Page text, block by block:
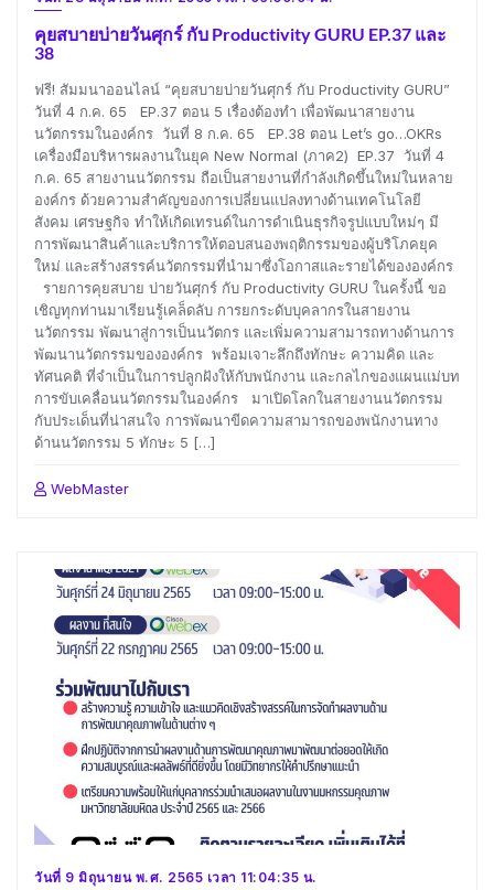
คุยสบายบ่ายวันศุกร์ กับ Productivity GURU EP.37 และ
38
ฟรี! สัมมนาออนไลน์ “คุยสบายบ่ายวันศุกร์ กับ Productivity GURU”
วันที่ 4 ก.ค. 65 EP.37 ตอน 5 เรื่องต้องทำ เพื่อพัฒนาสายงาน
นวัตกรรมในองค์กร วันที่ 8 ก.ค. 65 EP.38 ตอน Let’s go…OKRs
เครื่องมือบริหารผลงานในยุค New Normal (ภาค2) EP.37 วันที่ 4
ก.ค. 65 สายงานนวัตกรรม ถือเป็นสายงานที่กำลังเกิดขึ้นใหม่ในหลาย
องค์กร ด้วยความสำคัญของการเปลี่ยนแปลงทางด้านเทคโนโลยี
สังคม เศรษฐกิจ ทำให้เกิดเทรนด์ในการดำเนินธุรกิจรูปแบบใหม่ๆ มี
การพัฒนาสินค้าและบริการให้ตอบสนองพฤติกรรมของผู้บริโภคยุค
ใหม่ และสร้างสรรค์นวัตกรรมที่นำมาซึ่งโอกาสและรายได้ขององค์กร
รายการคุยสบาย บ่ายวันศุกร์ กับ Productivity GURU ในครั้งนี้ ขอ
เชิญทุกท่านมาเรียนรู้เคล็ดลับ การยกระดับบุคลากรในสายงาน
นวัตกรรม พัฒนาสู่การเป็นนวัตกร และเพิ่มความสามารถทางด้านการ
พัฒนานวัตกรรมขององค์กร พร้อมเจาะลึกถึงทักษะ ความคิด และ
ทัศนคติ ที่จำเป็นในการปลูกฝังให้กับพนักงาน และกลไกของแผนแม่บท
การขับเคลื่อนนวัตกรรมในองค์กร มาเปิดโลกในสายงานนวัตกรรม
กับประเด็นที่น่าสนใจ การพัฒนาขีดความสามารถของพนักงานทาง
ด้านนวัตกรรม 5 ทักษะ 5 […]
WebMaster
วันที่ 9 มิถุนายน พ.ศ. 2565 เวลา 11:04:35 น.